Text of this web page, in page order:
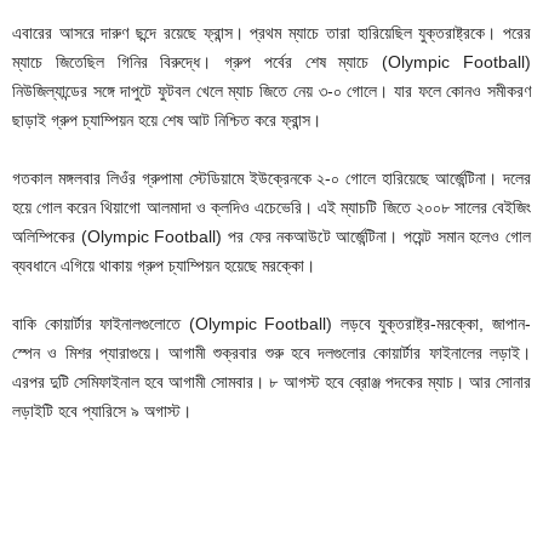
এবারের আসরে দারুণ ছন্দে রয়েছে ফ্রান্স। প্রথম ম্যাচে তারা হারিয়েছিল যুক্তরাষ্ট্রকে। পরের
ম্যাচে জিতেছিল গিনির বিরুদ্ধে। গ্রুপ পর্বের শেষ ম্যাচে (Olympic Football)
নিউজিল্যান্ডের সঙ্গে দাপুটে ফুটবল খেলে ম্যাচ জিতে নেয় ৩-০ গোলে। যার ফলে কোনও সমীকরণ
ছাড়াই গ্রুপ চ্যাম্পিয়ন হয়ে শেষ আট নিশ্চিত করে ফ্রান্স।
গতকাল মঙ্গলবার লিওঁর গ্রুপামা স্টেডিয়ামে ইউক্রেনকে ২-০ গোলে হারিয়েছে আর্জেন্টিনা। দলের
হয়ে গোল করেন থিয়াগো আলমাদা ও ক্লদিও এচেভেরি। এই ম্যাচটি জিতে ২০০৮ সালের বেইজিং
অলিম্পিকের (Olympic Football) পর ফের নকআউটে আর্জেন্টিনা। পয়েন্ট সমান হলেও গোল
ব্যবধানে এগিয়ে থাকায় গ্রুপ চ্যাম্পিয়ন হয়েছে মরক্কো।
বাকি কোয়ার্টার ফাইনালগুলোতে (Olympic Football) লড়বে যুক্তরাষ্ট্র-মরক্কো, জাপান-
স্পেন ও মিশর প্যারাগুয়ে। আগামী শুক্রবার শুরু হবে দলগুলোর কোয়ার্টার ফাইনালের লড়াই।
এরপর দুটি সেমিফাইনাল হবে আগামী সোমবার। ৮ আগস্ট হবে ব্রোঞ্জ পদকের ম্যাচ। আর সোনার
লড়াইটি হবে প্যারিসে ৯ অগাস্ট।